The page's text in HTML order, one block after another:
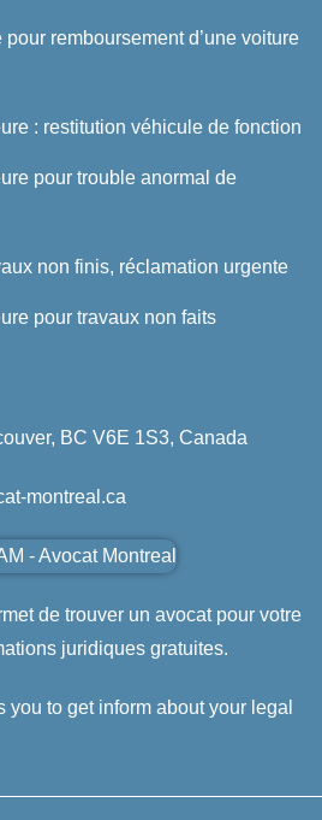
remboursement d’une voiture
: restitution véhicule de fonction
pour trouble anormal de
non finis, réclamation urgente
pour travaux non faits
BC V6E 1S3, Canada
montreal.ca
de trouver un avocat pour votre
juridiques gratuites.
you to get inform about your legal